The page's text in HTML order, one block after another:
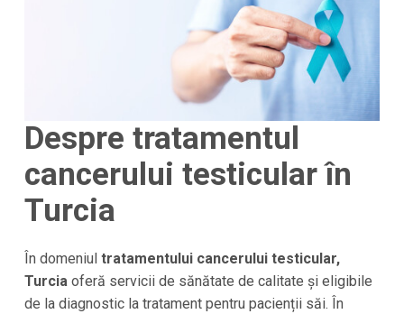
Despre tratamentul
cancerului testicular în
Turcia
În domeniul tratamentului cancerului testicular,
Turciaoferă servicii de sănătate de calitate și eligibile
de la diagnostic la tratament pentru pacienții săi. În